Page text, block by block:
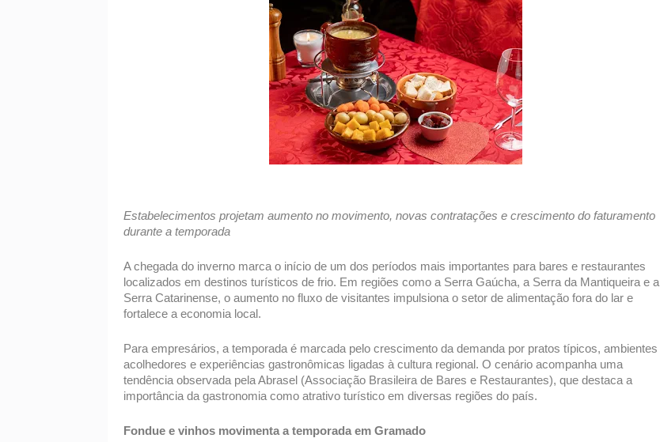
Estabelecimentos projetam aumento no movimento, novas contratações e crescimento do faturamento
durante a temporada
A chegada do inverno marca o início de um dos períodos mais importantes para bares e restaurantes
localizados em destinos turísticos de frio. Em regiões como a Serra Gaúcha, a Serra da Mantiqueira e a
Serra Catarinense, o aumento no fluxo de visitantes impulsiona o setor de alimentação fora do lar e
fortalece a economia local.
Para empresários, a temporada é marcada pelo crescimento da demanda por pratos típicos, ambientes
acolhedores e experiências gastronômicas ligadas à cultura regional. O cenário acompanha uma
tendência observada pela Abrasel (Associação Brasileira de Bares e Restaurantes), que destaca a
importância da gastronomia como atrativo turístico em diversas regiões do país.
Fondue e vinhos movimenta a temporada em Gramado